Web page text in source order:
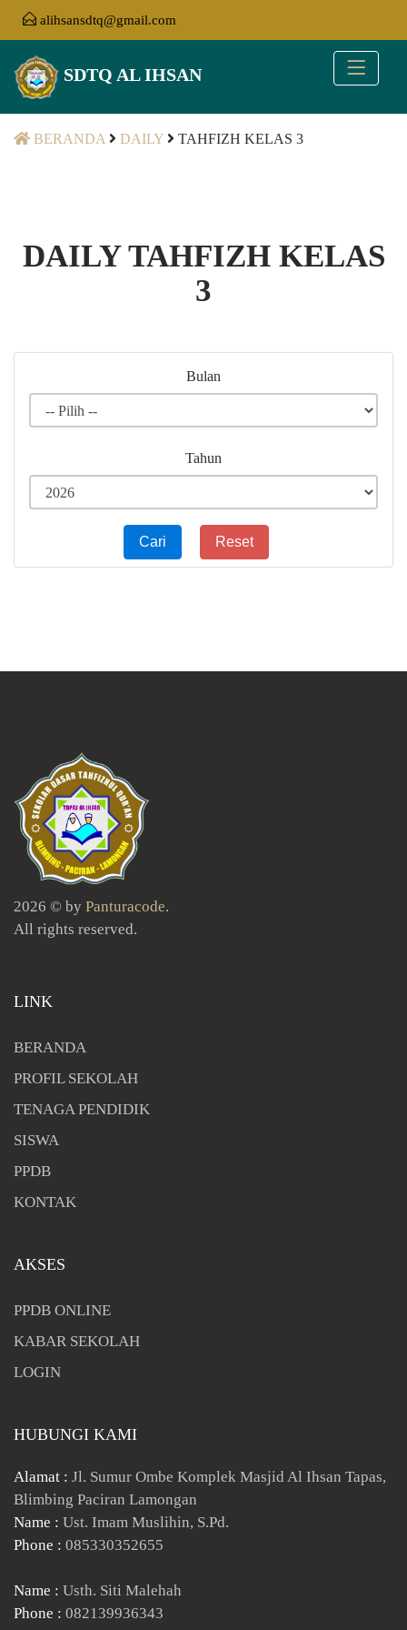
alihsansdtq@gmail.com
SDTQ AL IHSAN
BERANDA DAILY TAHFIZH KELAS 3
DAILY TAHFIZH KELAS
3
Bulan
Tahun
Cari Reset
2026 © by Panturacode.
All rights reserved.
LINK
BERANDA
PROFIL SEKOLAH
TENAGA PENDIDIK
SISWA
PPDB
KONTAK
AKSES
PPDB ONLINE
KABAR SEKOLAH
LOGIN
HUBUNGI KAMI
Alamat : Jl. Sumur Ombe Komplek Masjid Al Ihsan Tapas,
Blimbing Paciran Lamongan
Name : Ust. Imam Muslihin, S.Pd.
Phone : 085330352655
Name : Usth. Siti Malehah
Phone : 082139936343